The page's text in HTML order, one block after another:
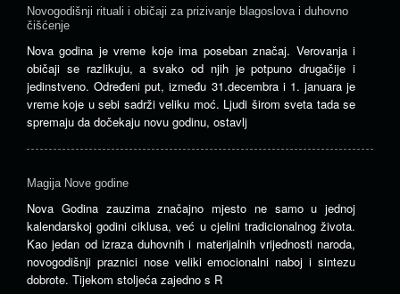
Novogodišnji rituali i običaji za prizivanje blagoslova i duhovno
čišćenje
Nova godina je vreme koje ima poseban značaj. Verovanja i
običaji se razlikuju, a svako od njih je potpuno drugačije i
jedinstveno. Određeni put, između 31.decembra i 1. januara je
vreme koje u sebi sadrži veliku moć. Ljudi širom sveta tada se
spremaju da dočekaju novu godinu, ostavlj
Magija Nove godine
Nova Godina zauzima značajno mjesto ne samo u jednoj
kalendarskoj godini ciklusa, već u cjelini tradicionalnog života.
Kao jedan od izraza duhovnih i materijalnih vrijednosti naroda,
novogodišnji praznici nose veliki emocionalni naboj i sintezu
dobrote. Tijekom stoljeća zajedno s R